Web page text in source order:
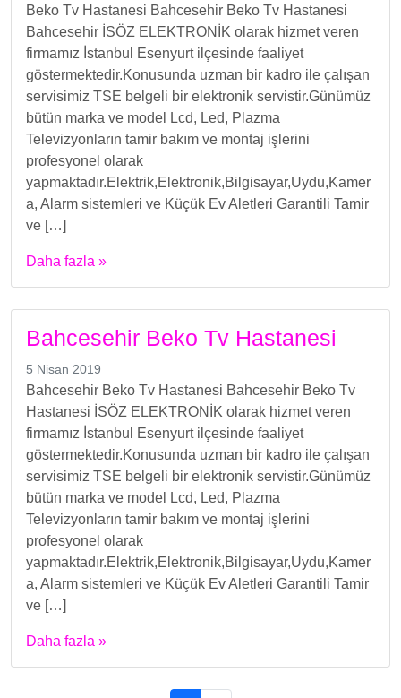
Beko Tv Hastanesi Bahcesehir Beko Tv Hastanesi
Bahcesehir İSÖZ ELEKTRONİK olarak hizmet veren
firmamız İstanbul Esenyurt ilçesinde faaliyet
göstermektedir.Konusunda uzman bir kadro ile çalışan
servisimiz TSE belgeli bir elektronik servistir.Günümüz
bütün marka ve model Lcd, Led, Plazma
Televizyonların tamir bakım ve montaj işlerini
profesyonel olarak
yapmaktadır.Elektrik,Elektronik,Bilgisayar,Uydu,Kamer
a, Alarm sistemleri ve Küçük Ev Aletleri Garantili Tamir
ve […]
Daha fazla »
Bahcesehir Beko Tv Hastanesi
5 Nisan 2019
Bahcesehir Beko Tv Hastanesi Bahcesehir Beko Tv
Hastanesi İSÖZ ELEKTRONİK olarak hizmet veren
firmamız İstanbul Esenyurt ilçesinde faaliyet
göstermektedir.Konusunda uzman bir kadro ile çalışan
servisimiz TSE belgeli bir elektronik servistir.Günümüz
bütün marka ve model Lcd, Led, Plazma
Televizyonların tamir bakım ve montaj işlerini
profesyonel olarak
yapmaktadır.Elektrik,Elektronik,Bilgisayar,Uydu,Kamer
a, Alarm sistemleri ve Küçük Ev Aletleri Garantili Tamir
ve […]
Daha fazla »